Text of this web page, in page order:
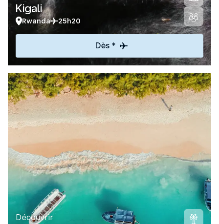
Kigali
Rwanda 25h20
Dès *
Découvrir